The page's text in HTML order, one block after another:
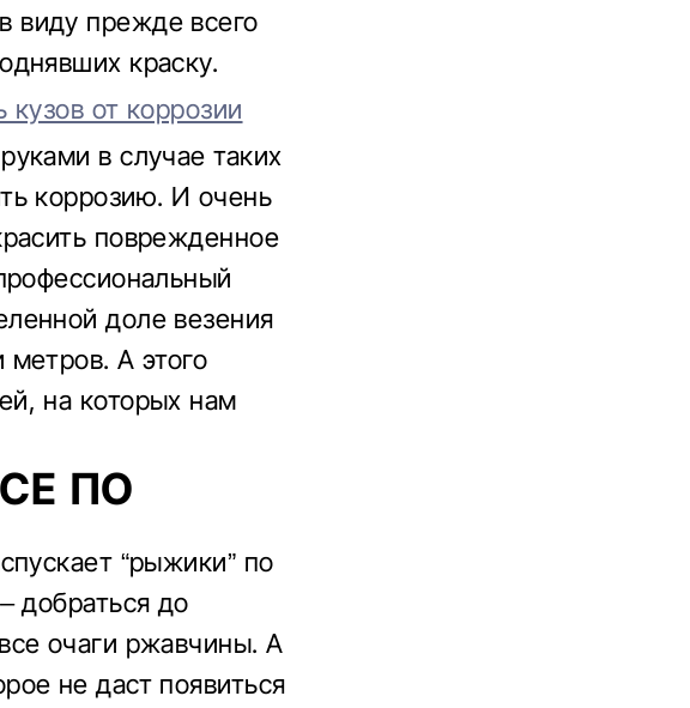
виду прежде всего
краску.
от коррозии
в случае таких
коррозию. И очень
поврежденное
доле везения
А этого
на которых нам
ПО
“рыжики” по
добраться до
очаги ржавчины. А
не даст появиться